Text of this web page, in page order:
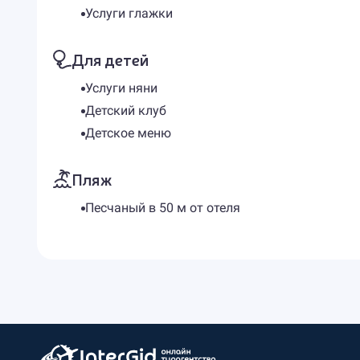
Услуги глажки
Для детей
Услуги няни
Детский клуб
Детское меню
Пляж
Песчаный в 50 м от отеля